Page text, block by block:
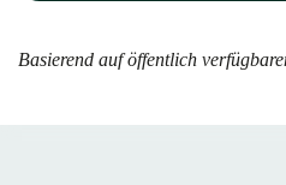
Basierend auf öffentlich